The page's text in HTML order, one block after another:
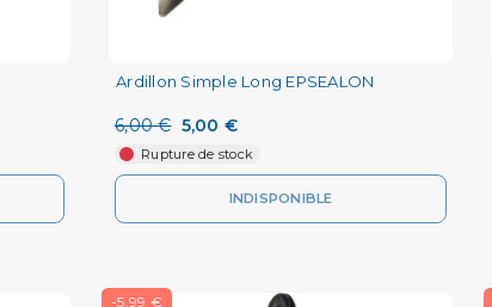
Ardillon Simple Long EPSEALON
6,00 € 5,00 €
Rupture de stock
INDISPONIBLE
-5,99 €